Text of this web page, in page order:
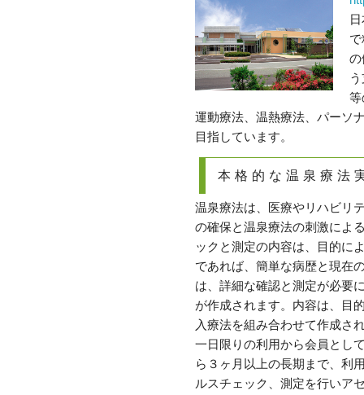
の
等
運動療法、温熱療法、パーソ
目指しています。
本格的な温泉療法
温泉療法は、医療やリハビリ
の確保と温泉療法の刺激によ
ックと測定の内容は、目的に
であれば、簡単な病歴と現在
は、詳細な確認と測定が必要
が作成されます。内容は、目
入療法を組み合わせて作成さ
一日限りの利用から会員とし
ら３ヶ月以上の長期まで、利
ルスチェック、測定を行いア